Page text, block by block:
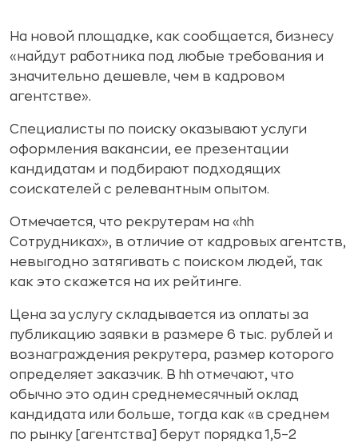
На новой площадке, как сообщается, бизнесу
«найдут работника под любые требования и
значительно дешевле, чем в кадровом
агентстве».
Специалисты по поиску оказывают услуги
оформления вакансии, ее презентации
кандидатам и подбирают подходящих
соискателей с релевантным опытом.
Отмечается, что рекрутерам на «hh
Сотрудниках», в отличие от кадровых агентств,
невыгодно затягивать с поиском людей, так
как это скажется на их рейтинге.
Цена за услугу складывается из оплаты за
публикацию заявки в размере 6 тыс. рублей и
вознаграждения рекрутера, размер которого
определяет заказчик. В hh отмечают, что
обычно это один среднемесячный оклад
кандидата или больше, тогда как «в среднем
по рынку [агентства] берут порядка 1,5–2